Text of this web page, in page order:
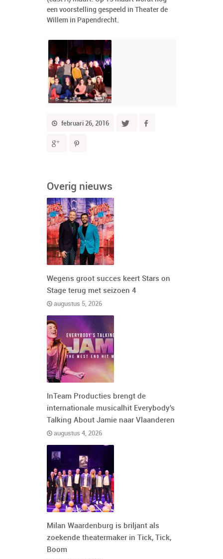
een voorstelling gespeeld in Theater de
Willem in Papendrecht.
februari 26, 2016
Overig nieuws
Wegens groot succes keert Stars on
Stage terug met seizoen 4
augustus 5, 2026
InTeam Producties brengt de
internationale musicalhit Everybody's
Talking About Jamie naar Vlaanderen
augustus 4, 2026
Milan Waardenburg is briljant als
zoekende theatermaker in Tick, Tick,
Boom